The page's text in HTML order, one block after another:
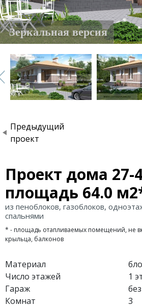
Зеркальная версия
Предыдущий
проект
Проект дома 27-
площадь 64.0
из пеноблоков, газоблоков,
спальнями
* - площадь отапливаемых помещений, не
крыльца, балконов
Материал
Число этажей
1
Гараж
Комнат
3